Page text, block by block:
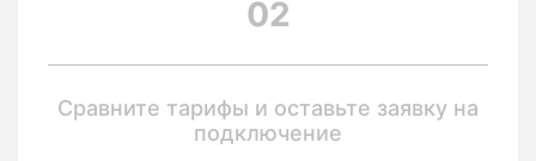
02
Сравните тарифы и оставьте заявку на
подключение